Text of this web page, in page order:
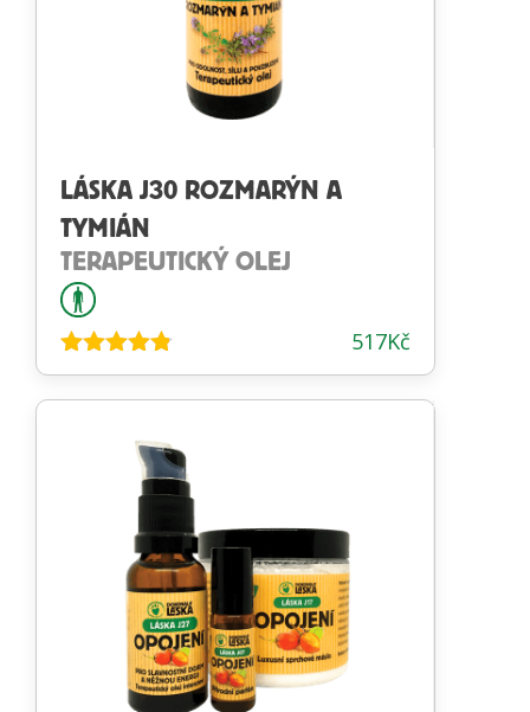
LÁSKA J30 ROZMARÝN A
TYMIÁN
TERAPEUTICKÝ OLEJ
Hodnocení
517Kč